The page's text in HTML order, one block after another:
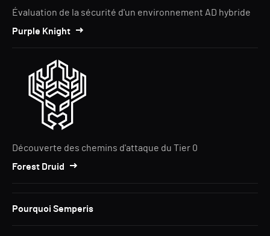
Évaluation de la sécurité d'un environnement AD hybride
Purple Knight
Découverte des chemins d'attaque du Tier 0
Forest Druid
Pourquoi Semperis